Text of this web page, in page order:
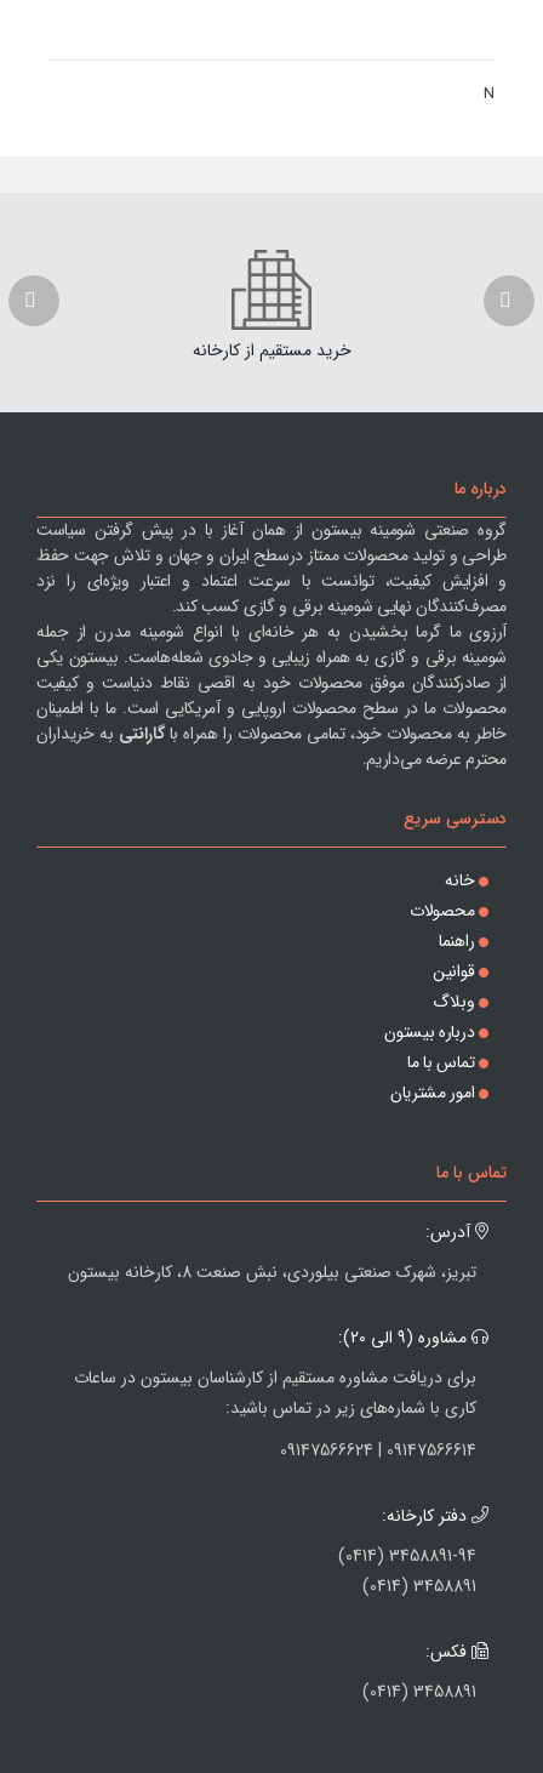
N
خرید مستقیم از کارخانه
درباره ما
گروه صنعتی شومینه بیستون از همان آغاز با در پیش گرفتن سیاست
طراحی و تولید محصولات ممتاز درسطح ایران و جهان و تلاش جهت حفظ
و افزایش کیفیت، توانست با سرعت اعتماد و اعتبار ویژه‌ای را نزد
مصرف‌کنندگان نهایی شومینه برقی و گازی کسب کند.
آرزوی ما گرما بخشیدن به هر خانه‌ای با انواع شومینه مدرن از جمله
شومینه برقی و گازی به همراه زیبایی و جادوی شعله‌هاست. بیستون یکی
از صادرکنندگان موفق محصولات خود به اقصی نقاط دنیاست و کیفیت
محصولات ما در سطح محصولات اروپایی و آمریکایی است. ما با اطمینان
خاطر به محصولات خود، تمامی محصولات را همراه باگارانتی به خریداران
محترم عرضه می‌داریم.
دسترسی سریع
خانه
محصولات
راهنما
قوانین
وبلاگ
درباره بیستون
تماس با ما
امور مشتریان
تماس با ما
آدرس:
تبریز، شهرک صنعتی بیلوردی، نبش صنعت 8، کارخانه بیستون
مشاوره (9 الی 20):
برای دریافت مشاوره مستقیم از کارشناسان بیستون در ساعات
کاری با شماره‌های زیر در تماس باشید:
09147566614 | 09147566624
دفتر کارخانه:
3458891-94 (0414)
3458891 (0414)
فکس:
3458891 (0414)